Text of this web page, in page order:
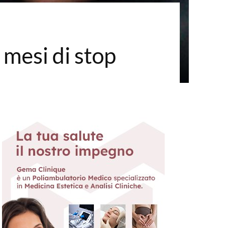
di stop